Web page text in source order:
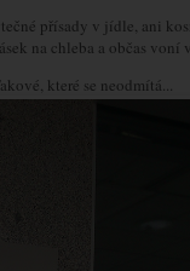
přísady v jídle, ani
na chleba a občas
které se neodmítá...